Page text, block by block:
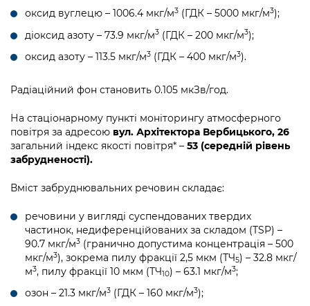
оксид вуглецю – 1006.4 мкг/м3 (ГДК – 5000 мкг/м3);
діоксид азоту – 73.9 мкг/м3 (ГДК – 200 мкг/м3);
оксид азоту – 113.5 мкг/м3 (ГДК – 400 мкг/м3).
Радіаційний фон становить 0.105 мкЗв/год.
На стаціонарному пункті моніторингу атмосферного
повітря за адресою вул. Архітектора Вербицького, 26
загальний індекс якості повітря* – 53 (середній рівень
забрудненості).
Вміст забруднювальних речовин складає:
речовини у вигляді суспендованих твердих
частинок, недиференційованих за складом (TSP) –
90.7 мкг/м3 (гранично допустима концентрація – 500
мкг/м3), зокрема пилу фракції 2,5 мкм (ТЧ5) – 32.8 мкг/
м3, пилу фракції 10 мкм (ТЧ10) – 63.1 мкг/м3;
озон – 21.3 мкг/м3 (ГДК – 160 мкг/м3);